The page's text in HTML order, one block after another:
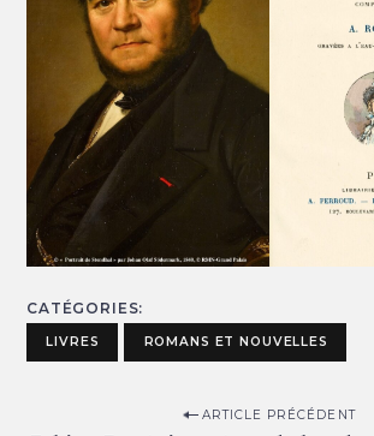
CATÉGORIES
LIVRES ROMANS ET NOUVELLES
ARTICLE PRÉCÉDENT